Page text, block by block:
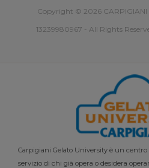
Copyright © 2026 CARPIGIANI
13239980967 - All Rights
Carpigiani Gelato University è un
servizio di chi già opera o desidera